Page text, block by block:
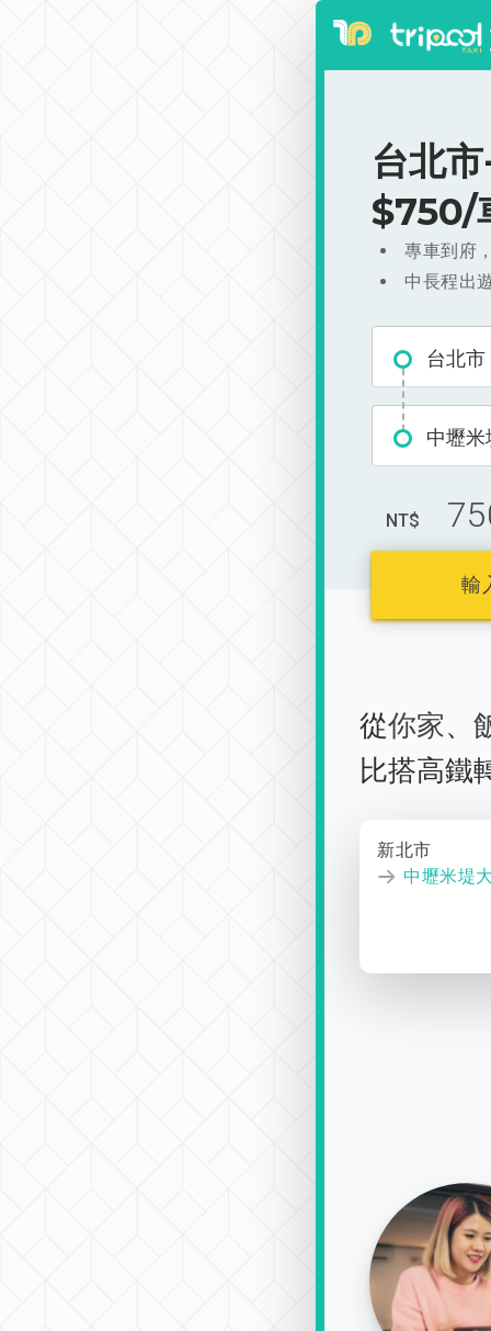
台北
$750/
專車到府
中長程出
台北市
中壢
NT$
輸
從你家、
比搭高鐵
新北市
中壢米堤